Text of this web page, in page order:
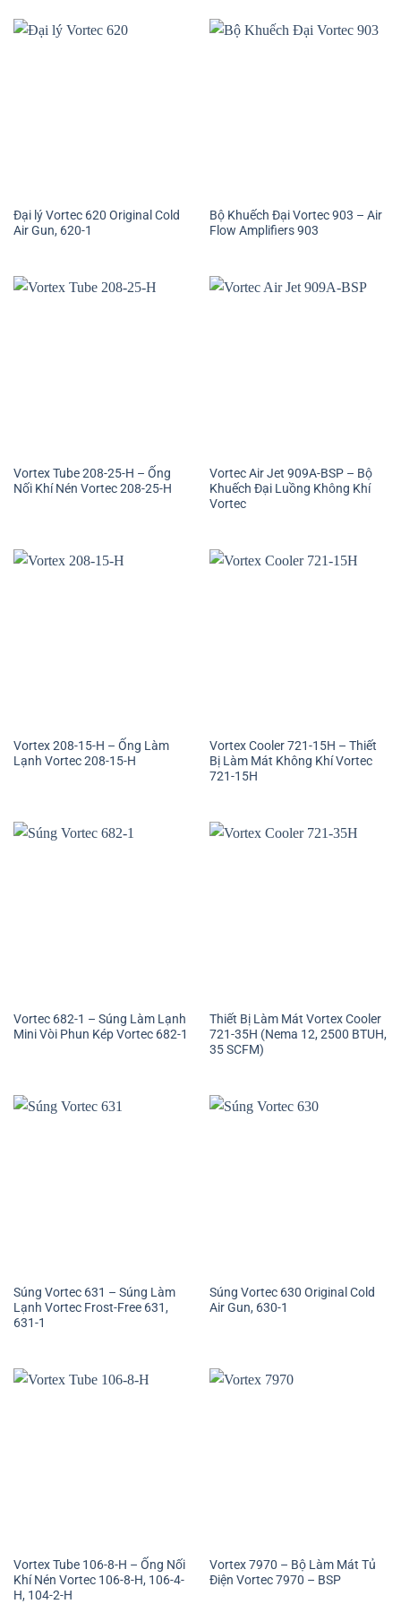
Đại lý Vortec 620 Original Cold
Air Gun, 620-1
Bộ Khuếch Đại Vortec 903 – Air
Flow Amplifiers 903
Vortex Tube 208-25-H – Ống
Nối Khí Nén Vortec 208-25-H
Vortec Air Jet 909A-BSP – Bộ
Khuếch Đại Luồng Không Khí
Vortec
Vortex 208-15-H – Ống Làm
Lạnh Vortec 208-15-H
Vortex Cooler 721-15H – Thiết
Bị Làm Mát Không Khí Vortec
721-15H
Vortec 682-1 – Súng Làm Lạnh
Mini Vòi Phun Kép Vortec 682-1
Thiết Bị Làm Mát Vortex Cooler
721-35H (Nema 12, 2500 BTUH,
35 SCFM)
Súng Vortec 631 – Súng Làm
Lạnh Vortec Frost-Free 631,
631-1
Súng Vortec 630 Original Cold
Air Gun, 630-1
Vortex Tube 106-8-H – Ống Nối
Khí Nén Vortec 106-8-H, 106-4-
H, 104-2-H
Vortex 7970 – Bộ Làm Mát Tủ
Điện Vortec 7970 – BSP